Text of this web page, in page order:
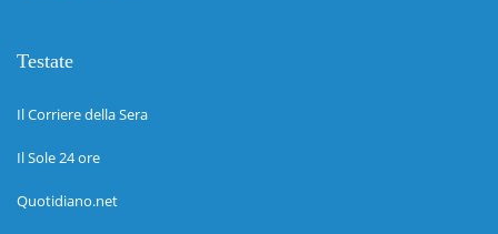
Testate
Il Corriere della Sera
Il Sole 24 ore
Quotidiano.net